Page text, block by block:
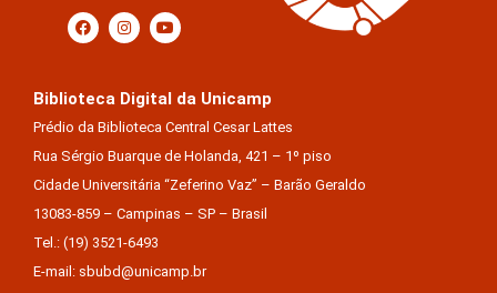
Biblioteca Digital da Unicamp
Prédio da Biblioteca Central Cesar Lattes
Rua Sérgio Buarque de Holanda, 421 – 1º piso
Cidade Universitária “Zeferino Vaz” – Barão Geraldo
13083-859 – Campinas – SP – Brasil
Tel.: (19) 3521-6493
E-mail: sbubd@unicamp.br